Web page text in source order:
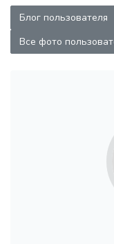
Блог пользователя
Все фото